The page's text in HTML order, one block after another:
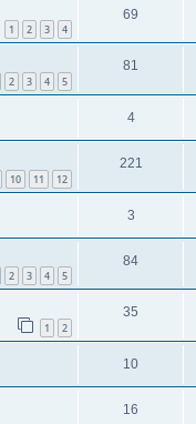
1 2 3 4
69
2 3 4 5
81
4
10 11 12
221
3
2 3 4 5
84
1 2
35
10
16